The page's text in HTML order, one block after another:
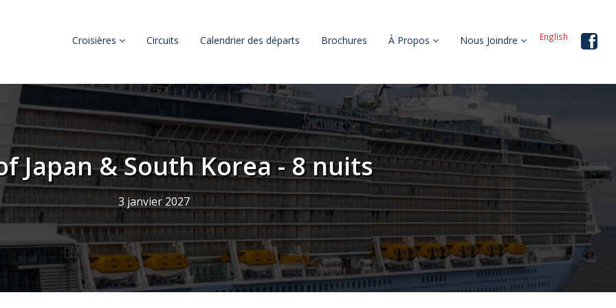
Croisières Circuits Calendrier des départs Brochures À Propos Nous Joindre English
Japan & South Korea - 8 nuits
3 janvier 2027